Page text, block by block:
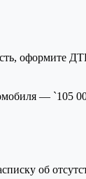
оформите
— `105
об